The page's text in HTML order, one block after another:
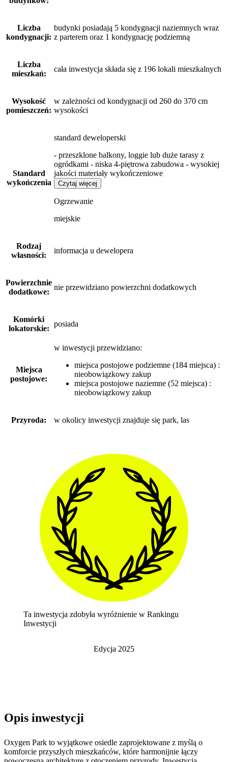
Liczba
kondygnacji:
budynki posiadają 5 kondygnacji naziemnych wraz
z parterem oraz 1 kondygnację podziemną
Liczba
mieszkań:
cała inwestycja składa się z 196 lokali mieszkalnych
Wysokość
pomieszczeń:
w zależności od kondygnacji od 260 do 370 cm
wysokości
Standard
wykończenia
standard deweloperski
- przeszklone balkony, loggie lub duże tarasy z
ogródkami - niska 4-piętrowa zabudowa - wysokiej
jakości materiały wykończeniowe
Czytaj więcej
Ogrzewanie
miejskie
Rodzaj
własności:
informacja u dewelopera
Powierzchnie
dodatkowe:
nie przewidziano powierzchni dodatkowych
Komórki
lokatorskie:
posiada
Miejsca
postojowe:
w inwestycji przewidziano:
miejsca postojowe podziemne (184 miejsca) :
nieobowiązkowy zakup
miejsca postojowe naziemne (52 miejsca) :
nieobowiązkowy zakup
Przyroda: w okolicy inwestycji znajduje się park, las
Ta inwestycja zdobyła wyróżnienie w Rankingu
Inwestycji
Edycja 2025
Opis inwestycji
Oxygen Park to wyjątkowe osiedle zaprojektowane z myślą o
komforcie przyszłych mieszkańców, które harmonijnie łączy